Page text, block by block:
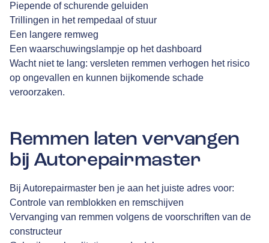
Piepende of schurende geluiden
Trillingen in het rempedaal of stuur
Een langere remweg
Een waarschuwingslampje op het dashboard
Wacht niet te lang: versleten remmen verhogen het risico
op ongevallen en kunnen bijkomende schade
veroorzaken.
Remmen laten vervangen
bij Autorepairmaster
Bij Autorepairmaster ben je aan het juiste adres voor:
Controle van remblokken en remschijven
Vervanging van remmen volgens de voorschriften van de
constructeur